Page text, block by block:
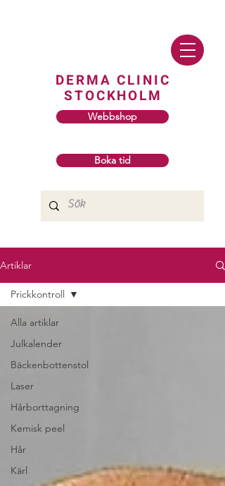
DERMA CLINIC
STOCKHOLM
Webbshop
Boka tid
Artiklar
Alla artiklar
Julkalender
Bäckenbottenstol
Laser
Hårborttagning
Kemisk peel
Hår
Kärl
Prickkontroll